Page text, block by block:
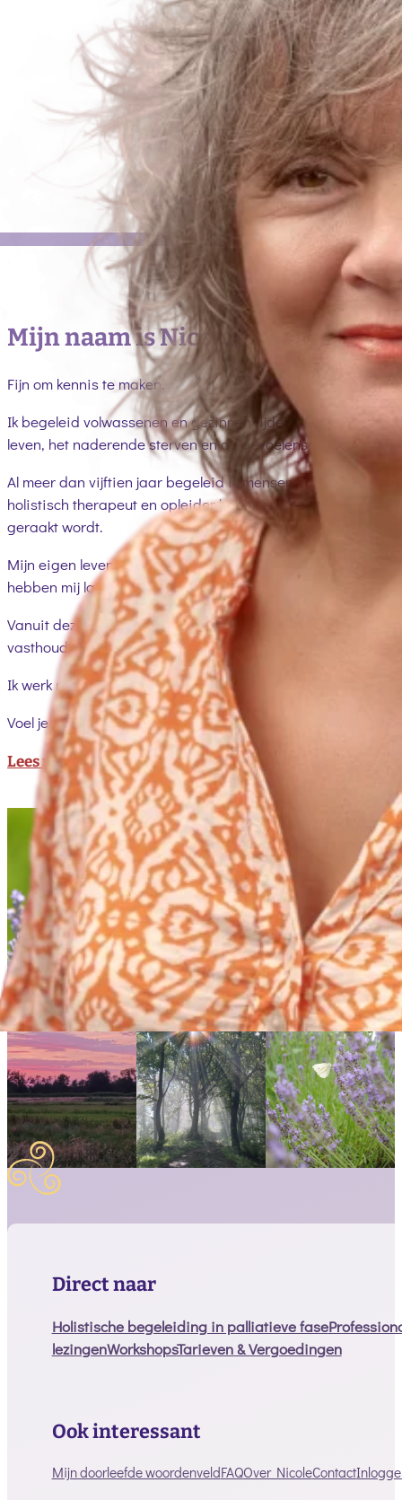
Mijn naam is Nicole Broers
Fijn om kennis te maken.
Ik begeleid volwassenen en gezinnen tijdens één van de
leven, het naderende sterven en de gevoelens van rouw
Al meer dan vijftien jaar begeleid ik mensen bij processen
holistisch therapeut en opleider heb ik ervaren hoe
geraakt wordt.
Mijn eigen leven heeft mij hierin verder gevormd. In 2011
hebben mij laten ervaren hoe belangrijk verbinding binnen
Vanuit deze combinatie van professionele ervaring en
vasthouden en loslaten, voor ieder gezinslid én de
Ik werk niet vanuit een vaste methode, maar vanuit
Voel je welkom voor een vrijblijvend kennismakingsgesprek.
Lees meer over mij
Direct naar
Holistische begeleiding in palliatieve fase
lezingenWorkshopsTarieven & Vergoedingen
Ook interessant
Mijn doorleefde woordenveldFAQOver NicoleContact